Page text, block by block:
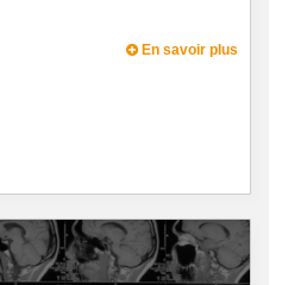
En savoir plus